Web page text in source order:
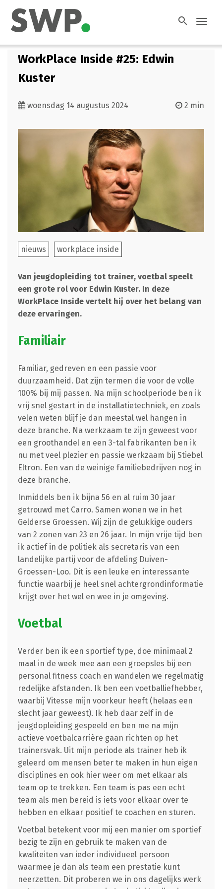
search
WorkPlace Inside #25: Edwin
Kuster
woensdag 14 augustus 2024 2 min
nieuws workplace inside
Van jeugdopleiding tot trainer, voetbal speelt
een grote rol voor Edwin Kuster. In deze
WorkPlace Inside vertelt hij over het belang van
deze ervaringen.
Familiair
Familiar, gedreven en een passie voor
duurzaamheid. Dat zijn termen die voor de volle
100% bij mij passen. Na mijn schoolperiode ben ik
vrij snel gestart in de installatietechniek, en zoals
velen weten blijf je dan meestal wel hangen in
deze branche. Na werkzaam te zijn geweest voor
een groothandel en een 3-tal fabrikanten ben ik
nu met veel plezier en passie werkzaam bij Stiebel
Eltron. Een van de weinige familiebedrijven nog in
deze branche.
Inmiddels ben ik bijna 56 en al ruim 30 jaar
getrouwd met Carro. Samen wonen we in het
Gelderse Groessen. Wij zijn de gelukkige ouders
van 2 zonen van 23 en 26 jaar. In mijn vrije tijd ben
ik actief in de politiek als secretaris van een
landelijke partij voor de afdeling Duiven-
Groessen-Loo. Dit is een leuke en interessante
functie waarbij je heel snel achtergrondinformatie
krijgt over het wel en wee in je omgeving.
Voetbal
Verder ben ik een sportief type, doe minimaal 2
maal in de week mee aan een groepsles bij een
personal fitness coach en wandelen we regelmatig
redelijke afstanden. Ik ben een voetballiefhebber,
waarbij Vitesse mijn voorkeur heeft (helaas een
slecht jaar geweest). Ik heb daar zelf in de
jeugdopleiding gespeeld en ben me na mijn
actieve voetbalcarrière gaan richten op het
trainersvak. Uit mijn periode als trainer heb ik
geleerd om mensen beter te maken in hun eigen
disciplines en ook hier weer om met elkaar als
team op te trekken. Een team is pas een echt
team als men bereid is iets voor elkaar over te
hebben en elkaar positief te coachen en sturen.
Voetbal betekent voor mij een manier om sportief
bezig te zijn en gebruik te maken van de
kwaliteiten van ieder individueel persoon
waarmee je dan als team een prestatie kunt
neerzetten. Dit proberen we in ons dagelijks werk